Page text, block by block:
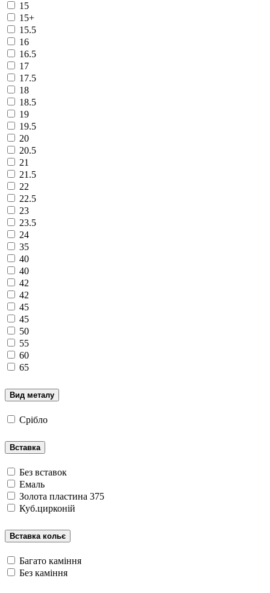
15
15+
15.5
16
16.5
17
17.5
18
18.5
19
19.5
20
20.5
21
21.5
22
22.5
23
23.5
24
35
40
40
42
42
45
45
50
55
60
65
Вид металу
Срібло
Вставка
Без вставок
Емаль
Золота пластина 375
Куб.цирконій
Вставка кольє
Багато каміння
Без каміння